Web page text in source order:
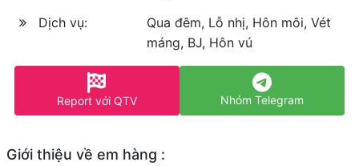
Dịch vụ:
Qua đêm, Lỗ nhị, Hôn môi, Vét
máng, BJ, Hôn vú
Report với QTV Nhóm Telegram
Giới thiệu về em hàng :